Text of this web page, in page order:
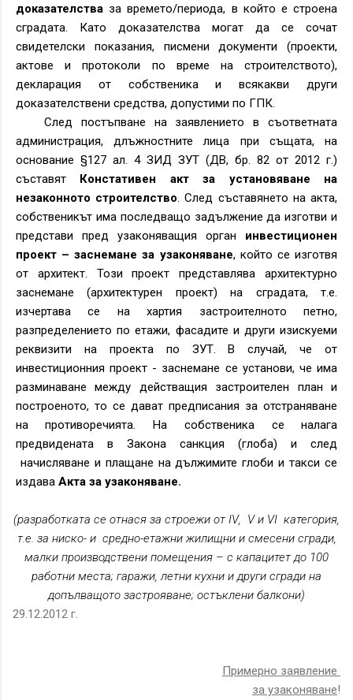
доказателстваза времето/периода, в който е строена
сградата. Като доказателства могат да се сочат
свидетелски показания, писмени документи (проекти,
актове и протоколи по време на строителството),
декларация от собственика и всякакви други
доказателствени средства, допустими по ГПК.
След постъпване на заявлението в съответната
администрация, длъжностните лица при същата, на
основание §127 ал. 4 ЗИД ЗУТ (ДВ,бр. 82 от 2012 г.)
съставят Констативен акт за установяване на
незаконното строителство . След съставянето на акта,
собственикът има последващо задължение да изготви и
представи пред узаконяващия орган инвестиционен
проект – заснемане за узаконяване, който се изготвя
от архитект. Този проект представлява архитектурно
заснемане (архитектурен проект) на сградата, т.е.
изчертава се на хартия застроителното петно,
разпределението по етажи, фасадите и други изискуеми
реквизити на проекта по ЗУТ. В случай, че от
инвестиционния проект - заснемане се установи, че има
разминаване между действащия застроителен план и
построеното, то се дават предписания за отстраняване
на противоречията. На собственика се налага
предвидената в Закона санкция (глоба) и след
начисляване и плащане на дължимите глоби и такси се
издава Акта за узаконяване.
(разработката се отнася за строежи от IV, Vи VI категория,
т.е. за ниско- и средно-етажни жилищни и смесени сгради,
малки производствени помещения – с капацитет до 100
работни места; гаражи, летни кухни и други сгради на
допълващото застрояване; остъклени балкони)
29.12.2012 г.
Примерно заявление
за узаконяване!